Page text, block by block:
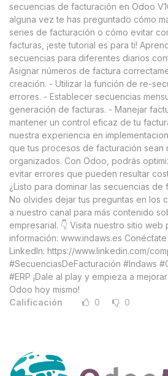
secuencias de facturación en Odoo
alguna vez te has preguntado cómo
series de facturación o cómo evitar
facturas, ¡este tutorial es para ti!
secuencias para diferentes diarios
Asignar números de factura
creación. - Utilizar la función de re-
errores. - Establecer secuencias
generación de facturas. - Manejar
mantener un control eficaz de tu
nuestra experiencia en
que tus procesos de facturación sean
organizados. Con Odoo, podrás
evitar errores que pueden resultar
¿Listo para dominar las secuencias de
No olvides dejar tus preguntas en los
a nuestro canal para más contenido
empresarial. 👇 Visita nuestro sitio web
información: www.indaws.es
LinkedIn: https://www.linkedin.com/
#SecuenciasDeFacturación #Indaws
#ERP ¡Dale al play y empieza a
Odoo hoy mismo!
Calificación
0 0